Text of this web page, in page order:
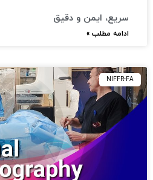
سریع، ایمن و دقیق​
ادامه مطلب »
NIFFR-FA